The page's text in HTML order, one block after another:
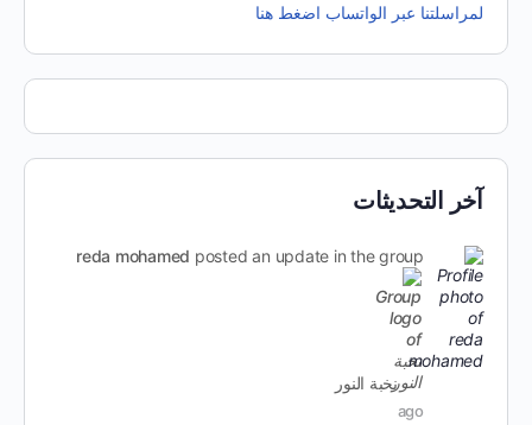
لمراسلتنا عبر الواتساب اضغط هنا
آخر التحديثات
reda mohamed posted an update in the group
نخبة النور
ago